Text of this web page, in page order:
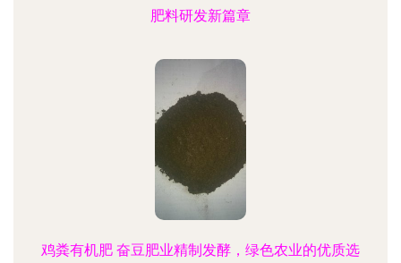
肥料研发新篇章
鸡粪有机肥 奋豆肥业精制发酵，绿色农业的优质选